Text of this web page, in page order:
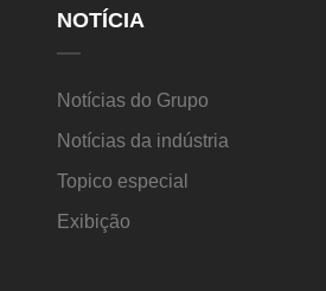
NOTÍCIA
Notícias do Grupo
Notícias da indústria
Topico especial
Exibição